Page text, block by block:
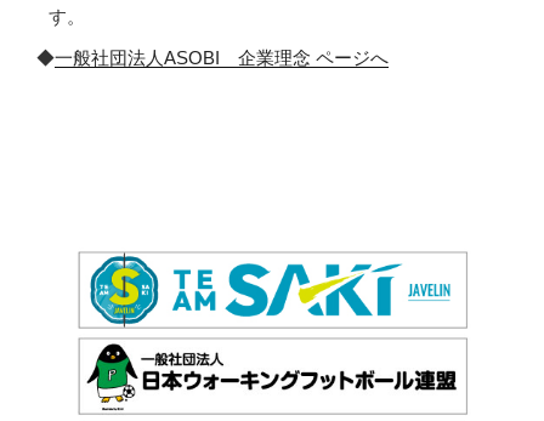
す。
◆一般社団法人ASOBI 企業理念 ページへ